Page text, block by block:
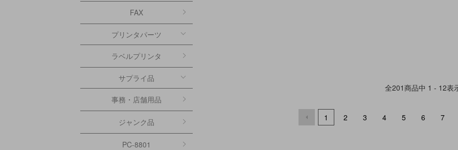
全201商品中 1 - 12表
1 2 3 4 5 6 7
FAX
プリンタパーツ
ラベルプリンタ
サプライ品
事務・店舗用品
ジャンク品
PC-8801